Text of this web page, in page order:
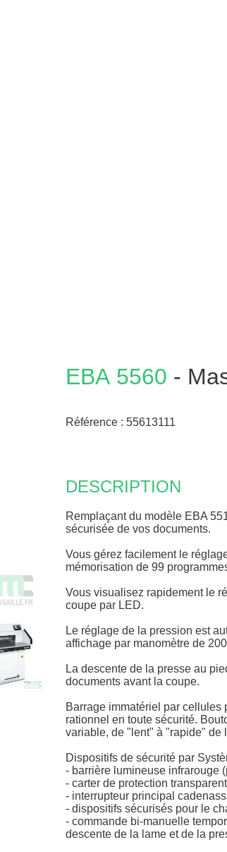
EBA 5560 -
Référence :55613111
DESCRIPTION
Remplaçant du modèle EBA
sécurisée de vos documents.
Vous gérez facilement le
mémorisation de 99
Vous visualisez rapidement le
coupe par LED.
Le réglage de la pression est
affichage par manomètre de
La descente de la presse au
documents avant la coupe.
Barrage immatériel par cellules
rationnel en toute sécurité.
variable, de "lent" à "rapide" de
Dispositifs de sécurité par
- barrière lumineuse infrarouge
- carter de protection
- interrupteur principal
- dispositifs sécurisés pour le
- commande bi-manuelle
descente de la lame et de la